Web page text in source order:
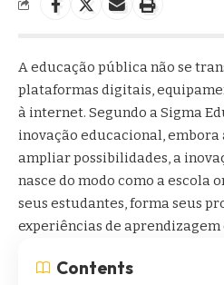
A educação pública não se
plataformas digitais,
à internet. Segundo a Sigma
inovação educacional, embora
ampliar possibilidades, a
nasce do modo como a escola
seus estudantes, forma seus
experiências de aprendizagem
Contents